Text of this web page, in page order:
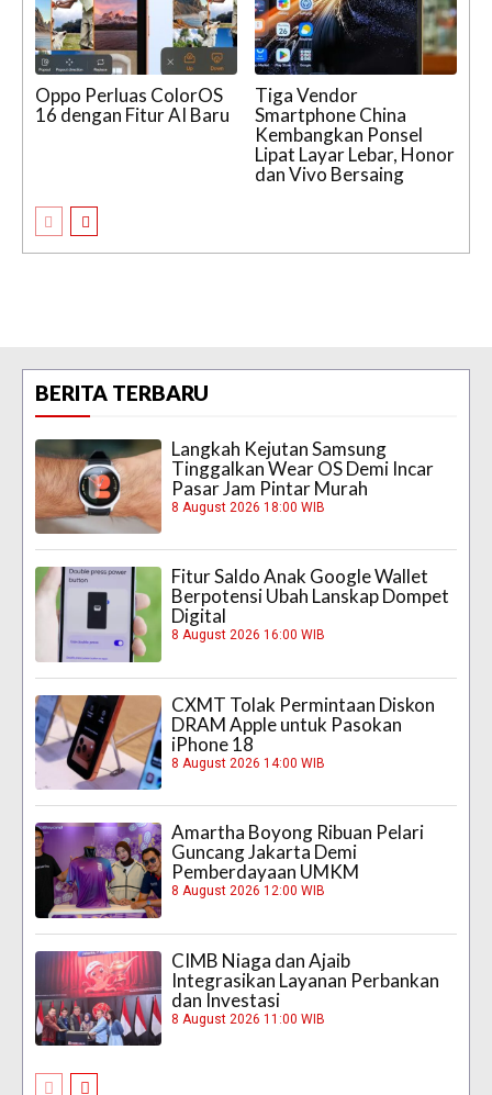
Oppo Perluas ColorOS
16 dengan Fitur AI Baru
Tiga Vendor
Smartphone China
Kembangkan Ponsel
Lipat Layar Lebar, Honor
dan Vivo Bersaing
BERITA TERBARU
Langkah Kejutan Samsung
Tinggalkan Wear OS Demi Incar
Pasar Jam Pintar Murah
8 August 2026 18:00 WIB
Fitur Saldo Anak Google Wallet
Berpotensi Ubah Lanskap Dompet
Digital
8 August 2026 16:00 WIB
CXMT Tolak Permintaan Diskon
DRAM Apple untuk Pasokan
iPhone 18
8 August 2026 14:00 WIB
Amartha Boyong Ribuan Pelari
Guncang Jakarta Demi
Pemberdayaan UMKM
8 August 2026 12:00 WIB
CIMB Niaga dan Ajaib
Integrasikan Layanan Perbankan
dan Investasi
8 August 2026 11:00 WIB